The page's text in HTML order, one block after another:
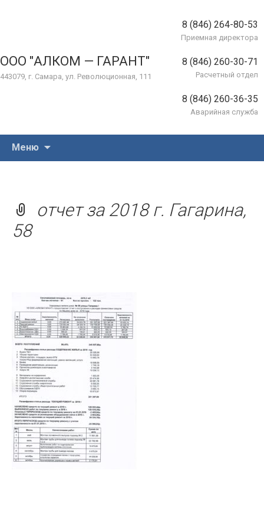
ООО "АЛКОМ — ГАРАНТ"
443079, г. Самара, ул. Революционная, 111
8 (846) 264-80-53
Приемная директора
8 (846) 260-30-71
Расчетный отдел
8 (846) 260-36-35
Аварийная служба
Меню
отчет за 2018 г. Гагарина,
58